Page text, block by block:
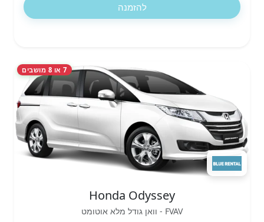
להזמנה
7 או 8 מושבים
Honda Odyssey
FVAV - וואן גודל מלא אוטומט